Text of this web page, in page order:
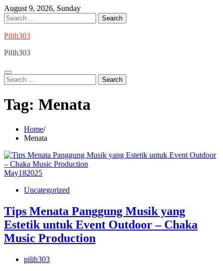
Skip
to
content
August 9, 2026, Sunday
Search
for:
Pilih303
Pilih303
Search
for:
Tag: Menata
Home
Menata
May182025
Uncategorized
Tips Menata Panggung Musik yang
Estetik untuk Event Outdoor – Chaka
Music Production
pilih303